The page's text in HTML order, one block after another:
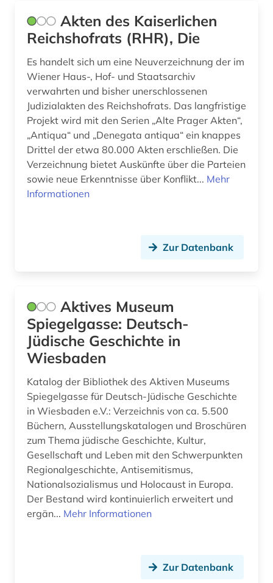
flugfoto (1)
fontane, theodor | schriftsteller; übersetzer;
schriftsteller; kabarettist; journalist; kritiker;
theaterkritiker; kriegsberichterstatter; apotheker;
librettist; historiker; romancier (1)
forschung (2)
forschungsdaten (2)
fraktion (1)
franken (1)
frankreich (12)
franziszeische landesaufnahme (1)
franziszeischer kataster (1)
französisch (3)
frau (4)
frauenarbeit (1)
Akten des Kaiserlichen
Reichshofrats (RHR), Die
Es handelt sich um eine Neuverzeichnung der im
Wiener Haus-, Hof- und Staatsarchiv
verwahrten und bisher unerschlossenen
Judizialakten des Reichshofrats. Das langfristige
Projekt wird mit den Serien „Alte Prager Akten“,
„Antiqua“ und „Denegata antiqua“ ein knappes
Drittel der etwa 80.000 Akten erschließen. Die
Verzeichnung bietet Auskünfte über die Parteien
sowie neue Erkenntnisse über Konflikt... Mehr
Informationen
Zur Datenbank
Aktives Museum
Spiegelgasse: Deutsch-
Jüdische Geschichte in
Wiesbaden
Katalog der Bibliothek des Aktiven Museums
Spiegelgasse für Deutsch-Jüdische Geschichte
in Wiesbaden e.V.: Verzeichnis von ca. 5.500
Büchern, Ausstellungskatalogen und Broschüren
zum Thema jüdische Geschichte, Kultur,
Gesellschaft und Leben mit den Schwerpunkten
Regionalgeschichte, Antisemitismus,
Nationalsozialismus und Holocaust in Europa.
Der Bestand wird kontinuierlich erweitert und
ergän... Mehr Informationen
Zur Datenbank